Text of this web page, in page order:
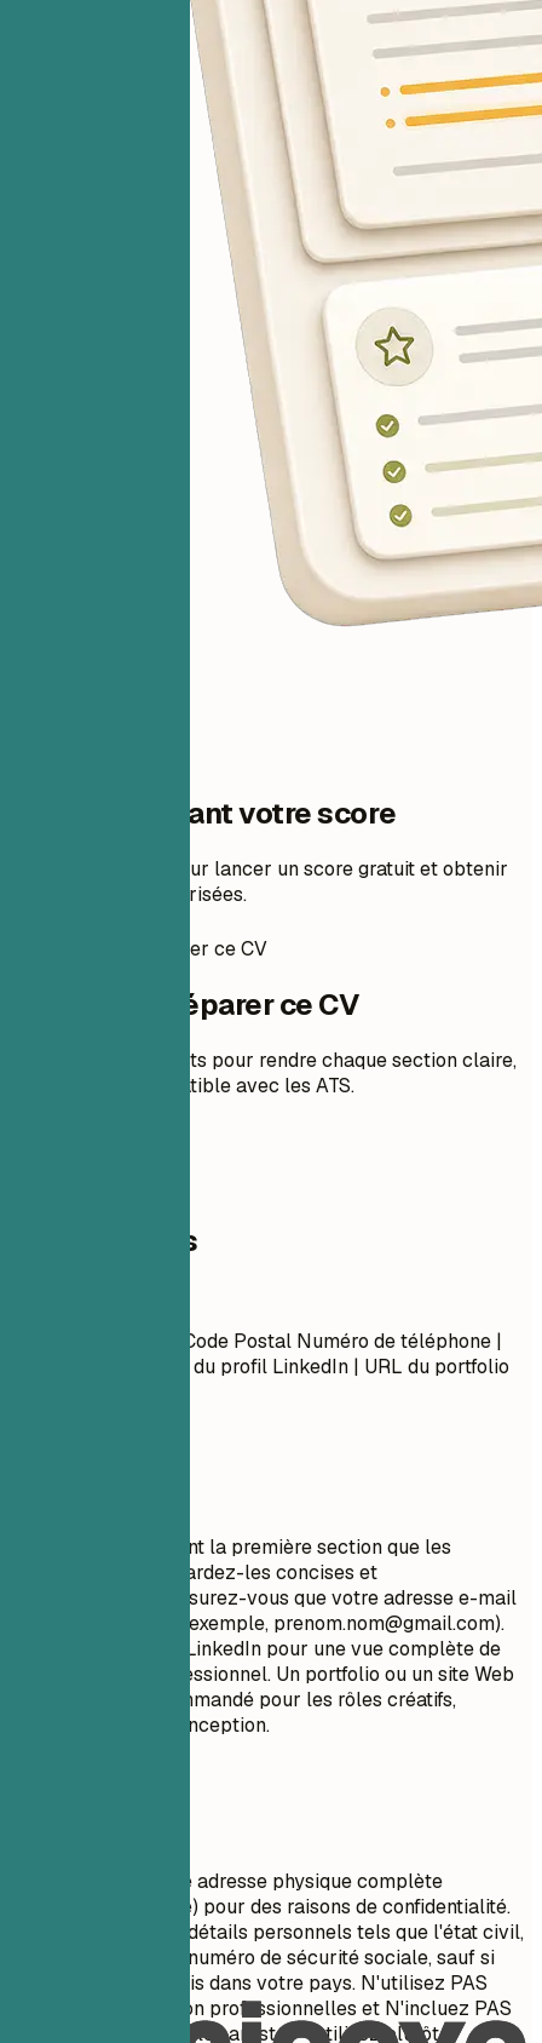
Une étape avant votre score
Ajoutez votre CV pour lancer un score gratuit et obtenir
des corrections priorisées.
Comment préparer ce CV
Comment préparer ce CV
Des conseils concrets pour rendre chaque section claire,
pertinente et compatible avec les ATS.
Coordonnées
Prénom Nom Ville, Code Postal Numéro de téléphone |
Adresse e-mail URL du profil LinkedIn | URL du portfolio
Vos coordonnées sont la première section que les
recruteurs voient. Gardez-les concises et
professionnelles. Assurez-vous que votre adresse e-mail
est appropriée (par exemple, prenom.nom@gmail.com).
Incluez votre profil LinkedIn pour une vue complète de
votre parcours professionnel. Un portfolio ou un site Web
personnel est recommandé pour les rôles créatifs,
techniques ou de conception.
Ne pas inclure votre adresse physique complète
(numéro/nom de rue) pour des raisons de confidentialité.
Évitez d'inclure des détails personnels tels que l'état civil,
l'âge, la photo ou le numéro de sécurité sociale, sauf si
spécifiquement requis dans votre pays. N'utilisez PAS
d'adresses e-mail non professionnelles et N'incluez PAS
de liens GitHub pour les artistes - utilisez plutôt